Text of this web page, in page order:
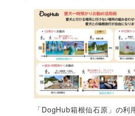
「DogHub箱根仙石原」の